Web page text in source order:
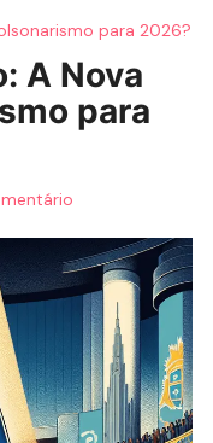
para 2026?
A Nova
para